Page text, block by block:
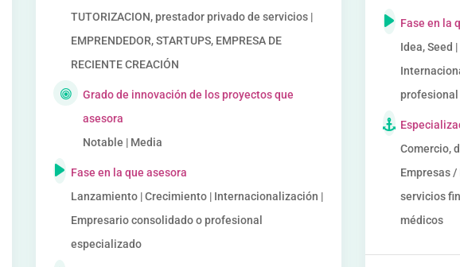
TUTORIZACION, prestador privado de servicios |
EMPRENDEDOR, STARTUPS, EMPRESA DE
RECIENTE CREACIÓN
Grado de innovación de los proyectos que
asesora
Notable | Media
Fase en la que asesora
Lanzamiento | Crecimiento | Internacionalización |
Empresario consolidado o profesional
especializado
Fase en la
Idea, Seed
Comercio,
Empresas
servicios
médicos